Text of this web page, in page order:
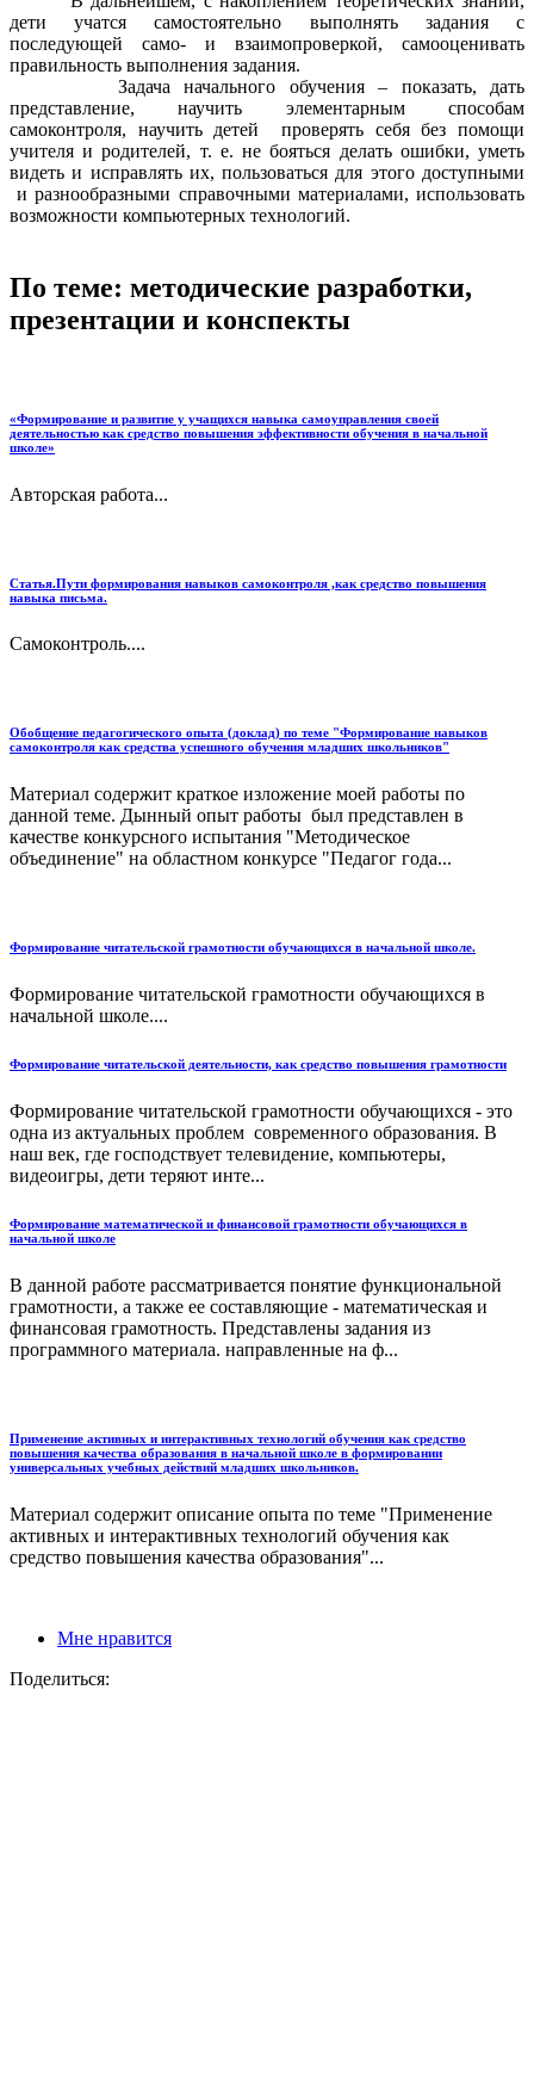
дети учатся самостоятельно выполнять задания с
последующей само- и взаимопроверкой, самооценивать
правильность выполнения задания.
Задача начального обучения – показать, дать
представление, научить элементарным способам
самоконтроля, научить детей проверять себя без помощи
учителя и родителей, т. е. не бояться делать ошибки, уметь
видеть и исправлять их, пользоваться для этого доступными
и разнообразными справочными материалами, использовать
возможности компьютерных технологий.
По теме: методические разработки,
презентации и конспекты
«Формирование и развитие у учащихся навыка самоуправления своей
деятельностью как средство повышения эффективности обучения в начальной
школе»
Авторская работа...
Статья.Пути формирования навыков самоконтроля ,как средство повышения
навыка письма.
Самоконтроль....
Обобщение педагогического опыта (доклад) по теме "Формирование навыков
самоконтроля как средства успешного обучения младших школьников"
Материал содержит краткое изложение моей работы по
данной теме. Дынный опыт работы был представлен в
качестве конкурсного испытания "Методическое
объединение" на областном конкурсе "Педагог года...
Формирование читательской грамотности обучающихся в начальной школе.
Формирование читательской грамотности обучающихся в
начальной школе....
Формирование читательской деятельности, как средство повышения грамотности
Формирование читательской грамотности обучающихся - это
одна из актуальных проблем современного образования. В
наш век, где господствует телевидение, компьютеры,
видеоигры, дети теряют инте...
Формирование математической и финансовой грамотности обучающихся в
начальной школе
В данной работе рассматривается понятие функциональной
грамотности, а также ее составляющие - математическая и
финансовая грамотность. Представлены задания из
программного материала. направленные на ф...
Применение активных и интерактивных технологий обучения как средство
повышения качества образования в начальной школе в формировании
универсальных учебных действий младших школьников.
Материал содержит описание опыта по теме "Применение
активных и интерактивных технологий обучения как
средство повышения качества образования"...
Мне нравится
Поделиться: